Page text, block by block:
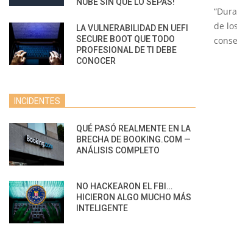
de
LA VULNERABILIDAD EN UEFI
SECURE BOOT QUE TODO
PROFESIONAL DE TI DEBE
CONOCER
INCIDENTES
QUÉ PASÓ REALMENTE EN LA
BRECHA DE BOOKING.COM —
ANÁLISIS COMPLETO
NO HACKEARON EL FBI…
HICIERON ALGO MUCHO MÁS
INTELIGENTE